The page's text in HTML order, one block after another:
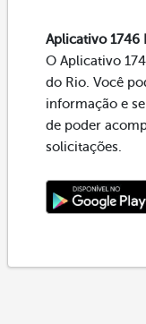
Aplicativo 1746
O Aplicativo
do Rio. Você
informação e
de poder
solicitações.